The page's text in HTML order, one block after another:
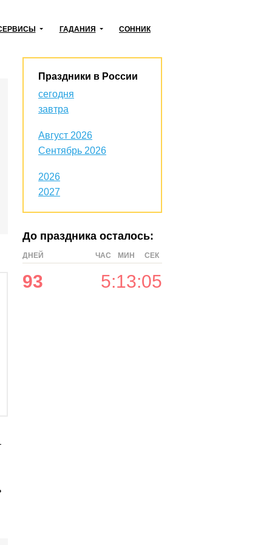
ГАДАНИЯ СОННИК
Праздники в России
сегодня
завтра
Август 2026
Сентябрь 2026
2026
2027
До праздника осталось:
ДНЕЙ ЧАС МИН СЕК
93 5:13:05